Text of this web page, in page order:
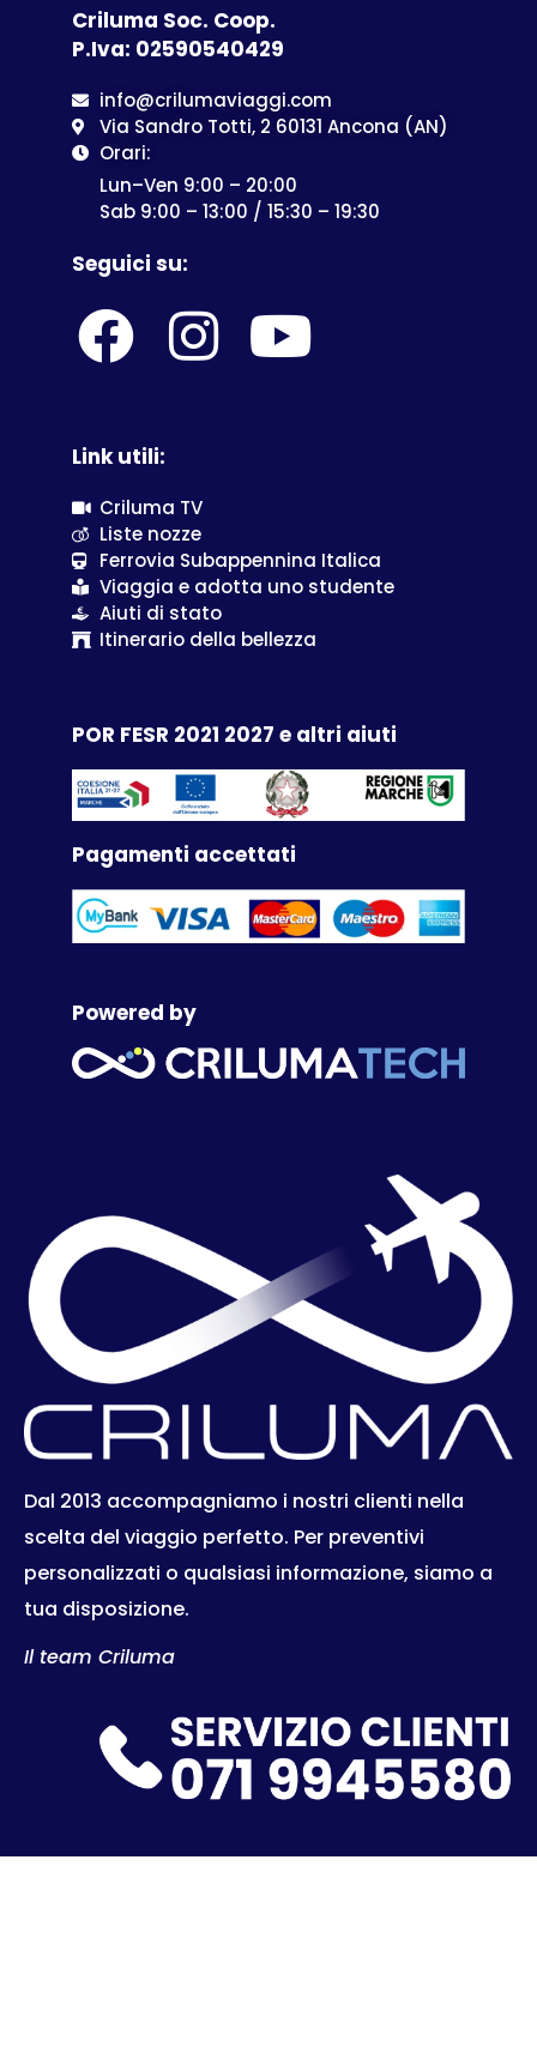
Criluma Soc. Coop.
P.Iva: 02590540429
info@crilumaviaggi.com
Via Sandro Totti, 2 60131 Ancona (AN)
Orari:
Lun–Ven 9:00 – 20:00
Sab 9:00 – 13:00 / 15:30 – 19:30
Seguici su:
Link utili:
Criluma TV
Liste nozze
Ferrovia Subappennina Italica
Viaggia e adotta uno studente
Aiuti di stato
Itinerario della bellezza
POR FESR 2021 2027 e altri aiuti
Pagamenti accettati
Powered by
Dal 2013 accompagniamo i nostri clienti nella
scelta del viaggio perfetto. Per preventivi
personalizzati o qualsiasi informazione, siamo a
tua disposizione.
Il team Criluma